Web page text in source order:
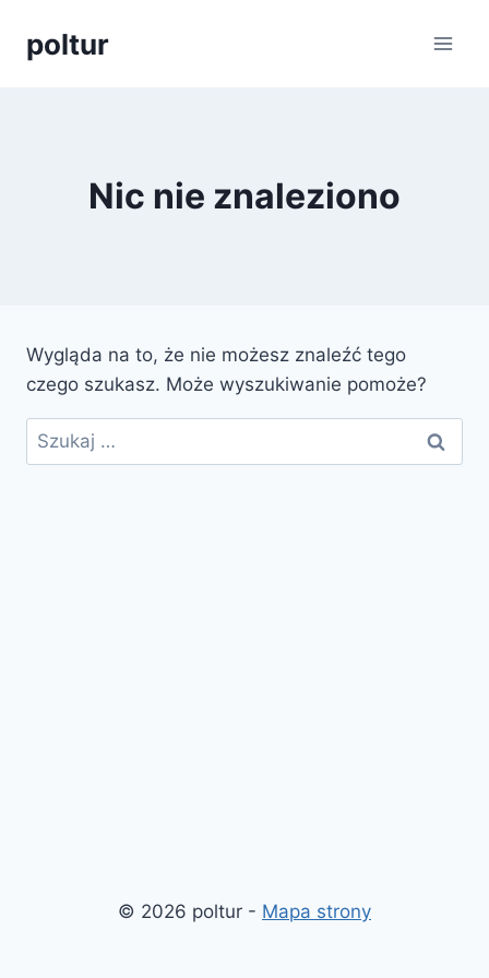
poltur
Nic nie znaleziono
Wygląda na to, że nie możesz znaleźć tego
czego szukasz. Może wyszukiwanie pomoże?
Szukaj:
© 2026 poltur - Mapa strony